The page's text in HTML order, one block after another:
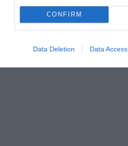
CONFIRM
Data Deletion Data Access